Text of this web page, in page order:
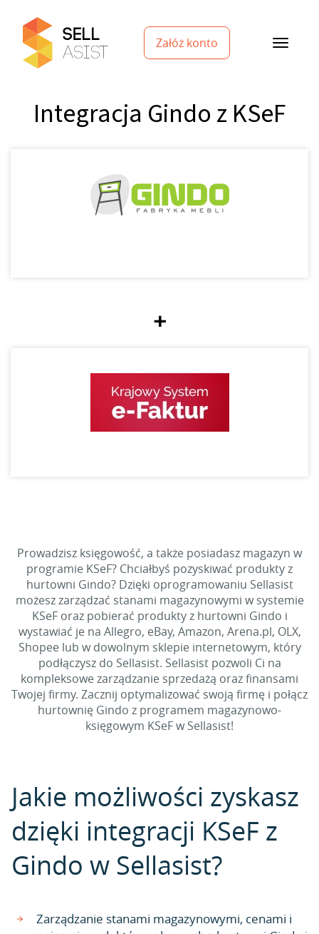
Załóż konto
Integracja Gindo z KSeF
+
Prowadzisz księgowość, a także posiadasz magazyn w
programie KSeF? Chciałbyś pozyskiwać produkty z
hurtowni Gindo? Dzięki oprogramowaniu Sellasist
możesz zarządzać stanami magazynowymi w systemie
KSeF oraz pobierać produkty z hurtowni Gindo i
wystawiać je na Allegro, eBay, Amazon, Arena.pl, OLX,
Shopee lub w dowolnym sklepie internetowym, który
podłączysz do Sellasist. Sellasist pozwoli Ci na
kompleksowe zarządzanie sprzedażą oraz finansami
Twojej firmy. Zacznij optymalizować swoją firmę i połącz
hurtownię Gindo z programem magazynowo-
księgowym KSeF w Sellasist!
Jakie możliwości zyskasz
dzięki integracji KSeF z
Gindo w Sellasist?
Zarządzanie stanami magazynowymi, cenami i